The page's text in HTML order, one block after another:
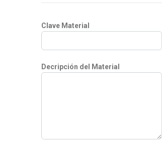
Clave Material
Decripción del Material